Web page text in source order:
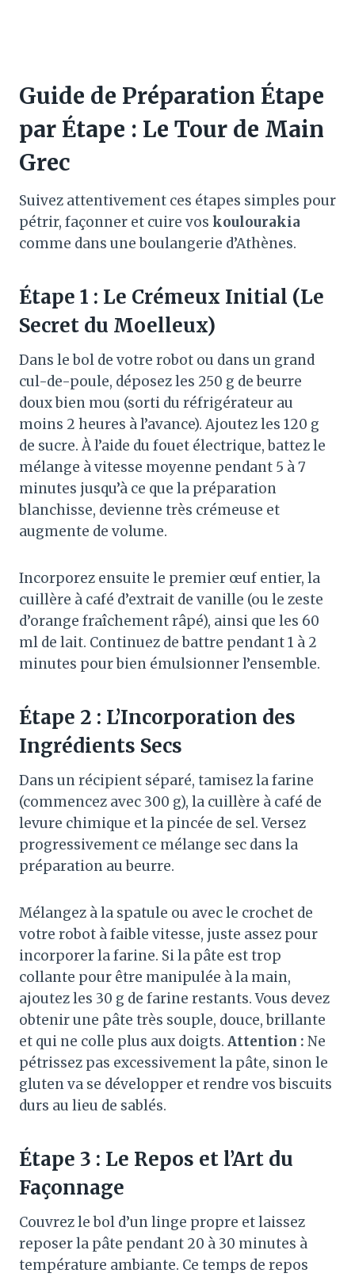
Guide de Préparation Étape
par Étape : Le Tour de Main
Grec
Suivez attentivement ces étapes simples pour
pétrir, façonner et cuire vos koulourakia
comme dans une boulangerie d’Athènes.
Étape 1 : Le Crémeux Initial (Le
Secret du Moelleux)
Dans le bol de votre robot ou dans un grand
cul-de-poule, déposez les 250 g de beurre
doux bien mou (sorti du réfrigérateur au
moins 2 heures à l’avance). Ajoutez les 120 g
de sucre. À l’aide du fouet électrique, battez le
mélange à vitesse moyenne pendant 5 à 7
minutes jusqu’à ce que la préparation
blanchisse, devienne très crémeuse et
augmente de volume.
Incorporez ensuite le premier œuf entier, la
cuillère à café d’extrait de vanille (ou le zeste
d’orange fraîchement râpé), ainsi que les 60
ml de lait. Continuez de battre pendant 1 à 2
minutes pour bien émulsionner l’ensemble.
Étape 2 : L’Incorporation des
Ingrédients Secs
Dans un récipient séparé, tamisez la farine
(commencez avec 300 g), la cuillère à café de
levure chimique et la pincée de sel. Versez
progressivement ce mélange sec dans la
préparation au beurre.
Mélangez à la spatule ou avec le crochet de
votre robot à faible vitesse, juste assez pour
incorporer la farine. Si la pâte est trop
collante pour être manipulée à la main,
ajoutez les 30 g de farine restants. Vous devez
obtenir une pâte très souple, douce, brillante
et qui ne colle plus aux doigts. Attention : Ne
pétrissez pas excessivement la pâte, sinon le
gluten va se développer et rendre vos biscuits
durs au lieu de sablés.
Étape 3 : Le Repos et l’Art du
Façonnage
Couvrez le bol d’un linge propre et laissez
reposer la pâte pendant 20 à 30 minutes à
température ambiante. Ce temps de repos